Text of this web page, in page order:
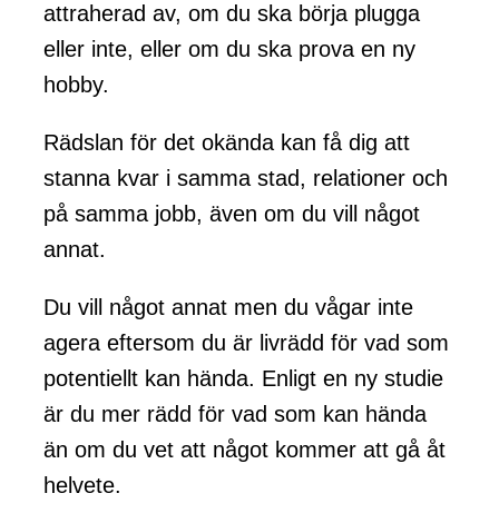
attraherad av, om du ska börja plugga
eller inte, eller om du ska prova en ny
hobby.
Rädslan för det okända kan få dig att
stanna kvar i samma stad, relationer och
på samma jobb, även om du vill något
annat.
Du vill något annat men du vågar inte
agera eftersom du är livrädd för vad som
potentiellt kan hända. Enligt en ny studie
är du mer rädd för vad som kan hända
än om du vet att något kommer att gå åt
helvete.